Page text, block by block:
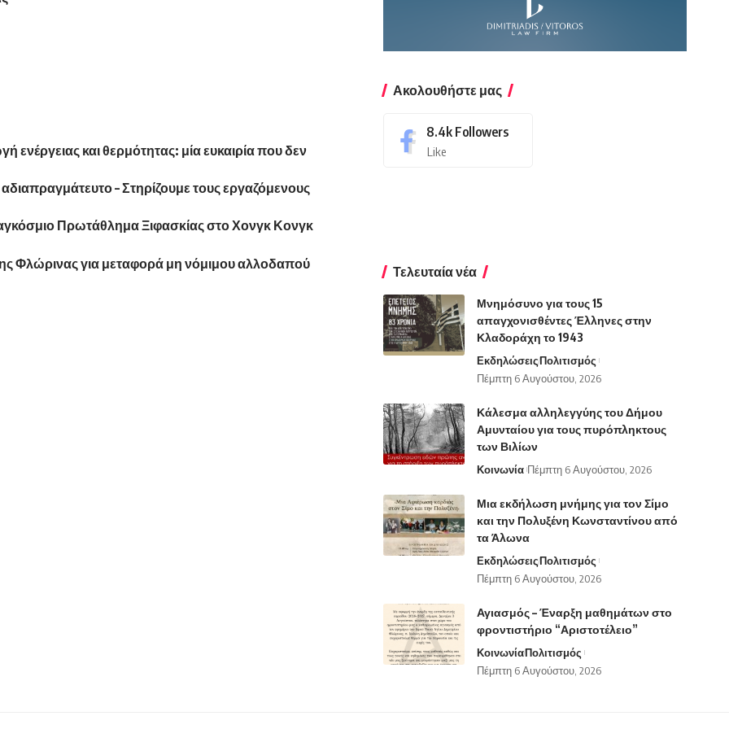
και θερμότητας: μία ευκαιρία που δεν
αδιαπραγμάτευτο – Στηρίζουμε τους εργαζόμενους
Πρωτάθλημα Ξιφασκίας στο Χονγκ Κονγκ
Φλώρινας για μεταφορά μη νόμιμου αλλοδαπού
Ακολουθήστε μας
8.4k Followers
Like
Τελευταία νέα
Μνημόσυνο για τους 15
απαγχονισθέντες Έλληνες στην
Κλαδοράχη το 1943
ΕκδηλώσειςΠολιτισμός
Πέμπτη 6 Αυγούστου, 2026
Κάλεσμα αλληλεγγύης του Δήμου
Αμυνταίου για τους πυρόπληκτους
των Βιλίων
Κοινωνία Πέμπτη 6 Αυγούστου, 2026
Μια εκδήλωση μνήμης για τον Σίμο
και την Πολυξένη Κωνσταντίνου από
τα Άλωνα
ΕκδηλώσειςΠολιτισμός
Πέμπτη 6 Αυγούστου, 2026
Αγιασμός – Έναρξη μαθημάτων στο
φροντιστήριο “Αριστοτέλειο”
ΚοινωνίαΠολιτισμός
Πέμπτη 6 Αυγούστου, 2026